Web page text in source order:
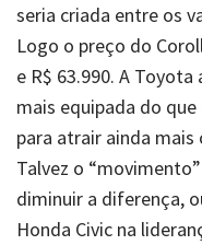
seria criada entre os
Logo o preço do
e R$ 63.990. A
mais equipada do que
para atrair ainda mais
Talvez o
diminuir a diferença,
Honda Civic na